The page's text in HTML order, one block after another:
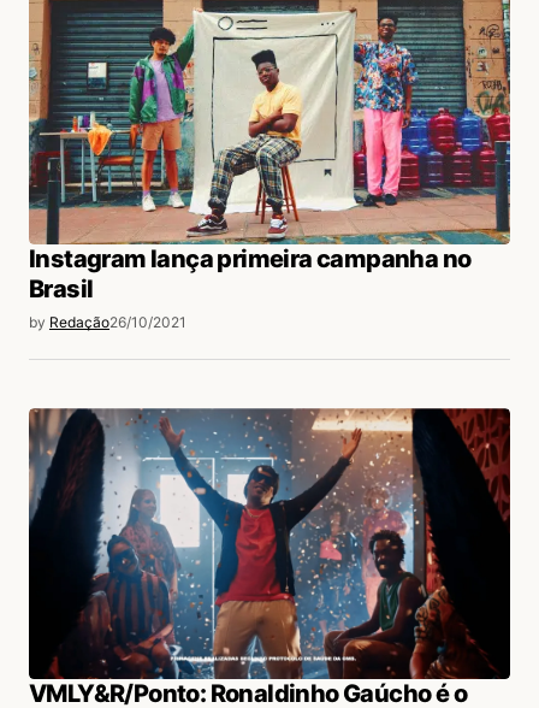
Instagram lança primeira campanha no
Brasil
by Redação26/10/2021
VMLY&R/Ponto: Ronaldinho Gaúcho é o